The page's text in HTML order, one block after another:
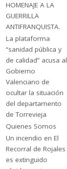
HOMENAJE A LA
GUERRILLA
ANTIFRANQUISTA.
La plataforma
“sanidad pública y
de calidad” acusa al
Gobierno
Valenciano de
ocultar la situación
del departamento
de Torrevieja
Quienes Somos
Un incendio en El
Recorral de Rojales
es extinguido